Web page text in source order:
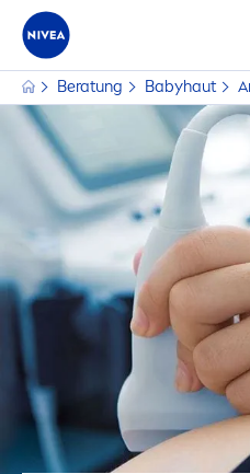
Beratung Babyhaut